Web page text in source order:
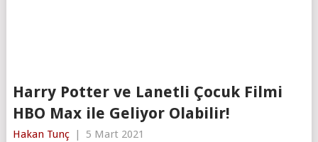
Harry Potter ve Lanetli Çocuk Filmi
HBO Max ile Geliyor Olabilir!
Hakan Tunç | 5 Mart 2021